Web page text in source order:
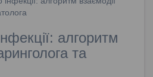
алгоритм
та